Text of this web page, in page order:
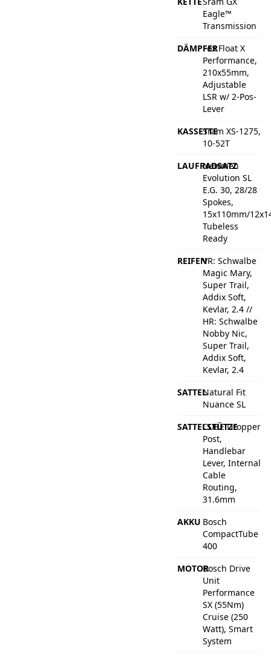
Eagle™
Transmission
DÄMPFERFox Float X
Performance,
210x55mm,
Adjustable
LSR w/ 2-Pos-
Lever
KASSETTESram XS-1275,
10-52T
LAUFRADSATZ
Newmen
Evolution SL
E.G. 30, 28/28
Spokes,
15x110mm/
Tubeless
Ready
REIFENVR: Schwalbe
Magic Mary,
Super Trail,
Addix Soft,
Kevlar, 2.4 //
HR: Schwalbe
Nobby Nic,
Super Trail,
Addix Soft,
Kevlar, 2.4
SATTELNatural Fit
Nuance SL
SATTELSTÜTZE
CUBE Dropper
Post,
Handlebar
Lever, Internal
Cable
Routing,
31.6mm
AKKU Bosch
CompactTube
400
MOTORBosch Drive
Unit
Performance
SX (55Nm)
Cruise (250
Watt), Smart
System